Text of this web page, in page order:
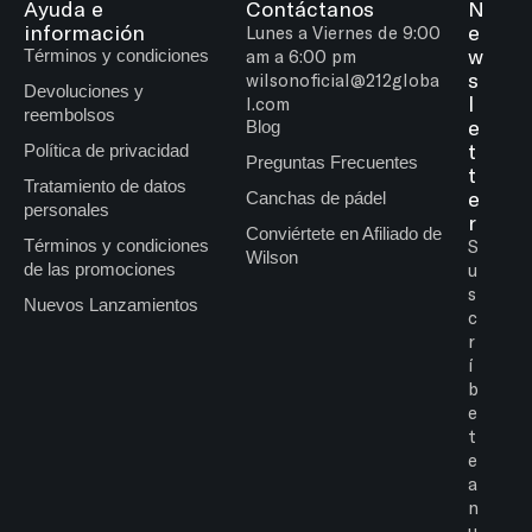
Ayuda e
información
Términos y condiciones
Devoluciones y
reembolsos
Política de privacidad
Tratamiento de datos
personales
Términos y condiciones
de las promociones
Nuevos Lanzamientos
Contáctanos
Lunes a Viernes de 9:00
am a 6:00 pm
wilsonoficial@212globa
l.com
Blog
Preguntas Frecuentes
Canchas de pádel
Conviértete en Afiliado de
Wilson
N
e
w
s
l
e
t
t
e
r
S
u
s
c
r
í
b
e
t
e
a
n